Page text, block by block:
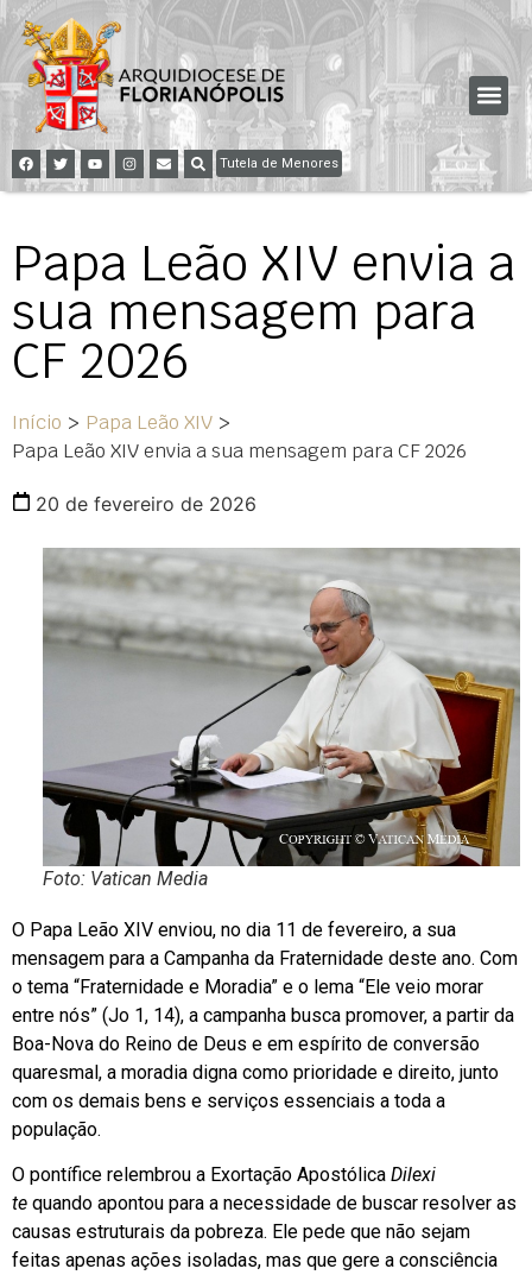
Tutela de Menores
Papa Leão XIV envia a
sua mensagem para
CF 2026
Início > Papa Leão XIV >
Papa Leão XIV envia a sua mensagem para CF 2026
20 de fevereiro de 2026
Foto: Vatican Media
O Papa Leão XIV enviou, no dia 11 de fevereiro, a sua
mensagem para a Campanha da Fraternidade deste ano. Com
o tema “Fraternidade e Moradia” e o lema “Ele veio morar
entre nós” (Jo 1, 14), a campanha busca promover, a partir da
Boa-Nova do Reino de Deus e em espírito de conversão
quaresmal, a moradia digna como prioridade e direito, junto
com os demais bens e serviços essenciais a toda a
população.
O pontífice relembrou a Exortação Apostólica Dilexi
te quando apontou para a necessidade de buscar resolver as
causas estruturais da pobreza. Ele pede que não sejam
feitas apenas ações isoladas, mas que gere a consciência